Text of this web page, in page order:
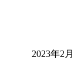
2023年2月